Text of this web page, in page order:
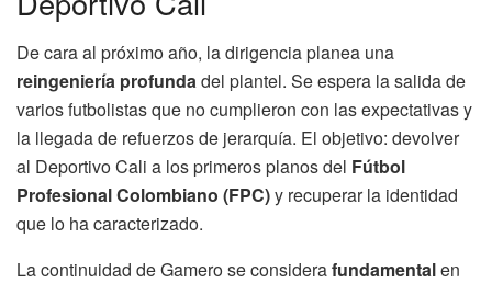
De cara al próximo año, la dirigencia planea una
reingeniería profundadel plantel. Se espera la salida de
varios futbolistas que no cumplieron con las expectativas y
la llegada de refuerzos de jerarquía. El objetivo: devolver
al Deportivo Cali a los primeros planos del Fútbol
Profesional Colombiano (FPC)y recuperar la identidad
que lo ha caracterizado.
La continuidad de Gamero se considerafundamentalen